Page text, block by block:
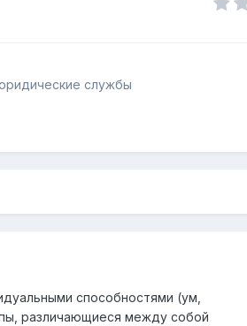
службы
способностями (ум,
различающиеся между собой